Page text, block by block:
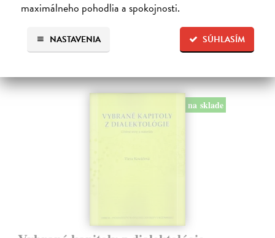
maximálneho pohodlia a spokojnosti.
SÚHLASÍM
NASTAVENIA
Na sklade ?
19,99 € ?
na sklade